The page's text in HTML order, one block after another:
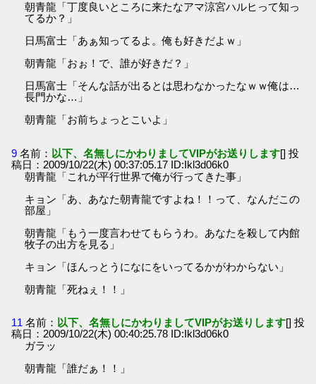
朝青龍「丁度良いところに来たなアマ涼宮ハルヒって知っ
てるか？」
日馬富士「あぁ知ってるよ。俺も好きだよｗ」
朝青龍「おぉ！で、誰が好きだ？」
日馬富士「そんな話が出るとは思わなかったなｗｗ俺は…
長門かな…」
朝青龍「お前ちょっとこいよ」
9 名前： 以下、名無しにかわりましてVIPがお送りします[] 投
稿日：2009/10/22(木) 00:37:05.17 ID:Ikl3d06k0
朝青龍「これが平行世界で俺が行ってきた事」
キョン「あ、あなた朝青龍ですよね！！って、なんだこの
部屋」
朝青龍「もう一度言わせてもらうわ。あなたを殺して内館
牧子の出方を見る」
キョン「ほんっとうになにをいってるかがわからない」
朝青龍「死ねぇ！！」
11 名前： 以下、名無しにかわりましてVIPがお送りします[] 投
稿日：2009/10/22(木) 00:40:25.78 ID:Ikl3d06k0
ガラッ
朝青龍「誰だぁ！！」